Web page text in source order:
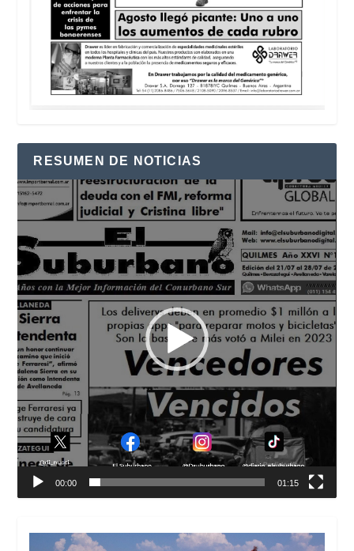
RESUMEN DE NOTICIAS
Reproductor
de
vídeo
00:00 01:15